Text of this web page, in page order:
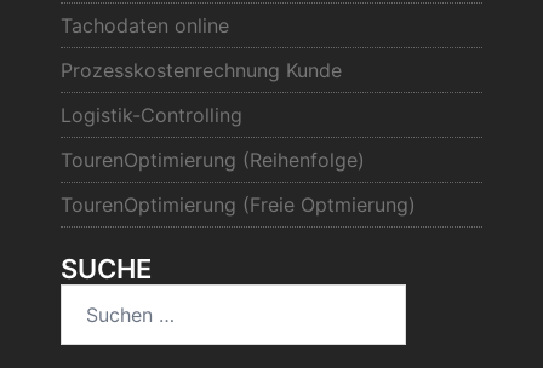
Tachodaten online
Prozesskostenrechnung Kunde
Logistik-Controlling
TourenOptimierung (Reihenfolge)
TourenOptimierung (Freie Optmierung)
SUCHE